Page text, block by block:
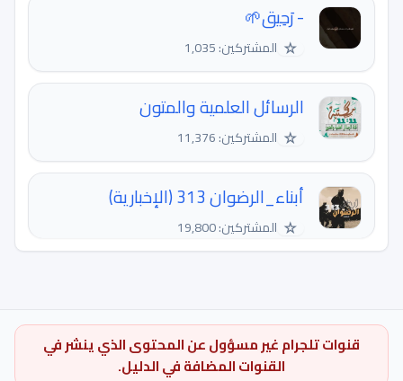
- رَحِيق🌱
☆ المشتركين: 1,035
الرسائل العلمية والمتون
☆ المشتركين: 11,376
أبناء_الرضوان 313 (الإخبارية)
☆ المشتركين: 19,800
تلجرام غير مسؤول عن المحتوى الذي ينشر في
القنوات المضافة في الدليل.